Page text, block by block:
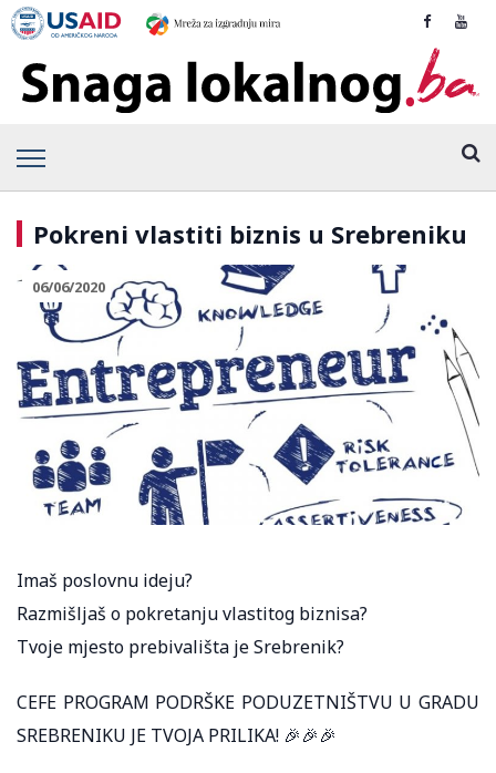
Pokreni vlastiti biznis u Srebreniku
06/06/2020
Imaš poslovnu ideju?
Razmišljaš o pokretanju vlastitog biznisa?
Tvoje mjesto prebivališta je Srebrenik?
CEFE PROGRAM PODRŠKE PODUZETNIŠTVU U GRADU
SREBRENIKU JE TVOJA PRILIKA! 🎉🎉🎉